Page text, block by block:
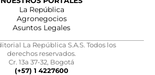
La República
Agronegocios
Asuntos Legales
La República S.A.S. Todos los
derechos reservados.
Cr. 13a 37-32, Bogotá
(+57) 1 4227600